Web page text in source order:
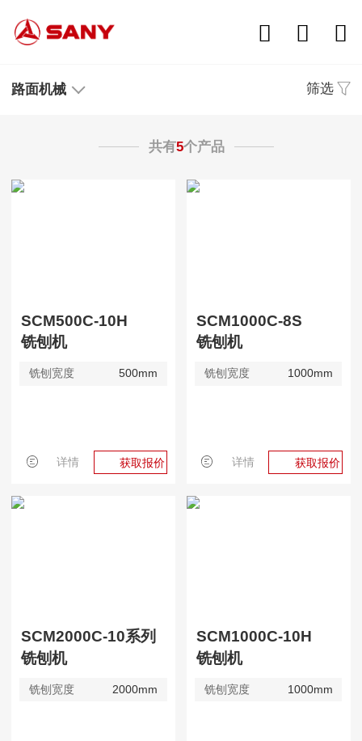
路面机械 筛选
共有5个产品
SCM500C-10H
铣刨机
铣刨宽度 500mm
详情 获取报价
SCM1000C-8S
铣刨机
铣刨宽度 1000mm
详情 获取报价
SCM2000C-10系列
铣刨机
铣刨宽度 2000mm
SCM1000C-10H
铣刨机
铣刨宽度 1000mm